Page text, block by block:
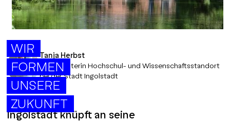
WIR
FORMEN
UNSERE
ZUKUNFT
Tanja Herbst
Projektleiterin Hochschul- und Wissenschaftsstandort
bei der Stadt Ingolstadt
Ingolstadt knüpft an seine